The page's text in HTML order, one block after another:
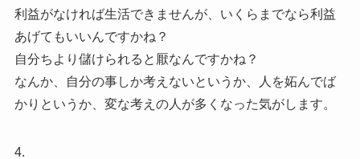
利益がなければ生活できませんが、いくらまでなら利益
あげてもいいんですかね？
自分ちより儲けられると厭なんですかね？
なんか、自分の事しか考えないというか、人を妬んでば
かりというか、変な考えの人が多くなった気がします。
4.